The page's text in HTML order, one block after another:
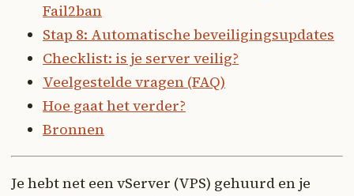
Fail2ban
Stap 8: Automatische beveiligingsupdates
Checklist: is je server veilig?
Veelgestelde vragen (FAQ)
Hoe gaat het verder?
Bronnen
Je hebt net een vServer (VPS) gehuurd en je